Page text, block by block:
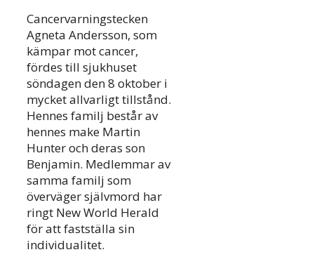
Cancervarningstecken
Agneta Andersson, som
kämpar mot cancer,
fördes till sjukhuset
söndagen den 8 oktober i
mycket allvarligt tillstånd.
Hennes familj består av
hennes make Martin
Hunter och deras son
Benjamin. Medlemmar av
samma familj som
överväger självmord har
ringt New World Herald
för att fastställa sin
individualitet.